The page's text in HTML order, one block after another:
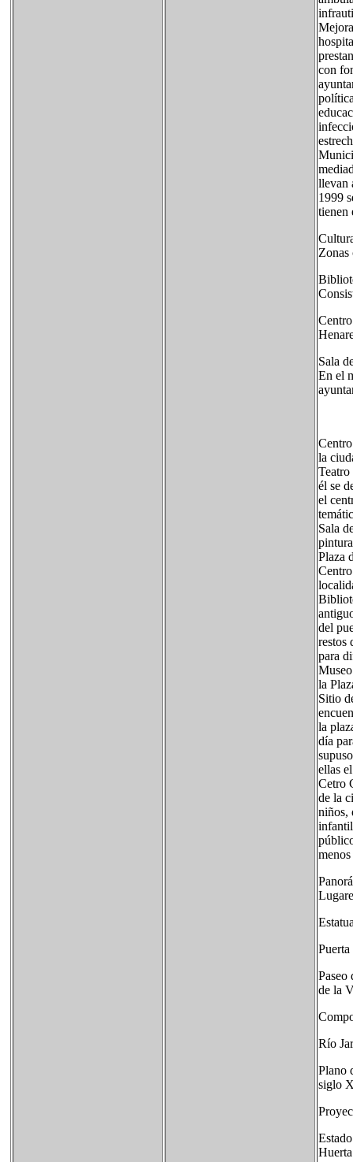
con
llevan
1999
tienen
Zonas
Sala
En el
la
él se
el
Sala
Plaza
del
restos
para
la
Sitio
la
día
ellas
Cetro
de la
niños,
Paseo
de la
Río
Plano
siglo